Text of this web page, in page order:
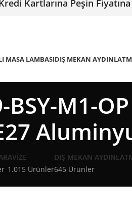
Kartlarına Peşin
MASA LAMBASIDIŞ MEKAN
M1-
AVIZE
1.015 Ürünler
DIŞ MEKAN
645 Ürünler